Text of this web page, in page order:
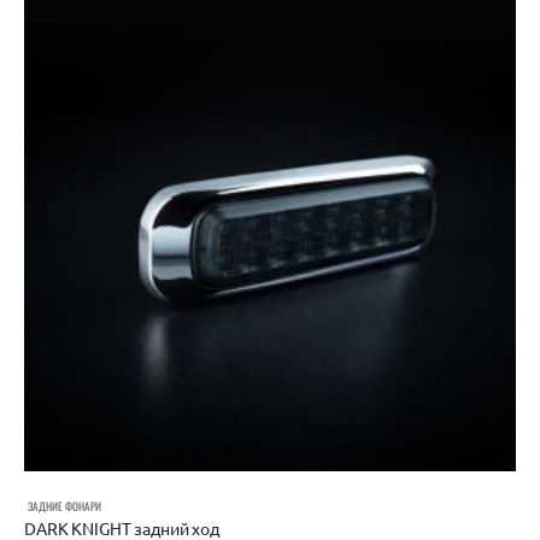
ЗАДНИЕ ФОНАРИ
DARK KNIGHT задний ход